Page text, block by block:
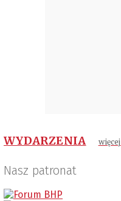
WYDARZENIA więcej
Nasz patronat